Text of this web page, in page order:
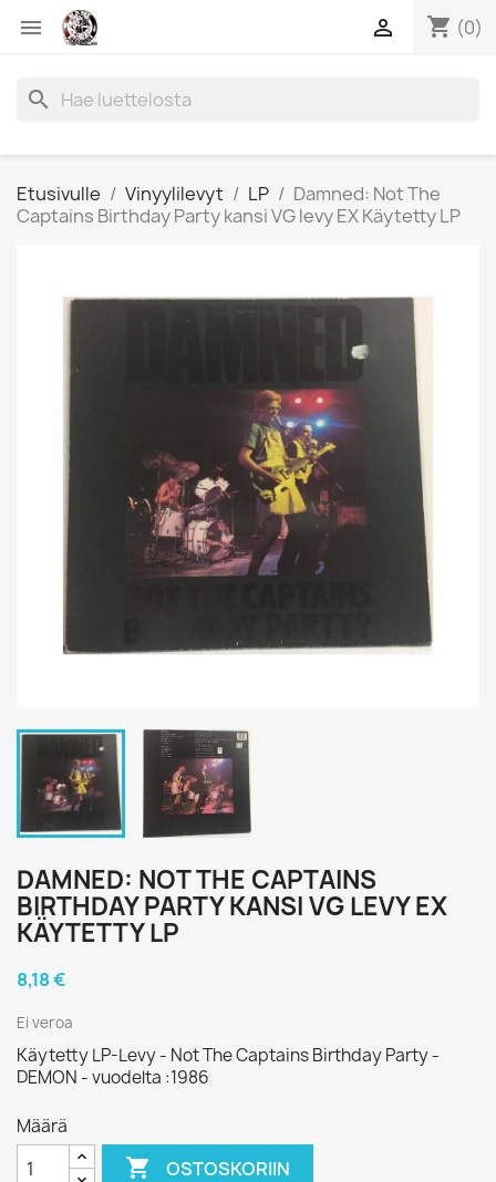
 shopping_cart (0)

search
Etusivulle Vinyylilevyt LP
Damned: Not The
Captains Birthday Party kansi VG levy EX Käytetty LP
DAMNED: NOT THE CAPTAINS
BIRTHDAY PARTY KANSI VG LEVY EX
KÄYTETTY LP
8,18 €
Ei veroa
Käytetty LP-Levy - Not The Captains Birthday Party -
DEMON - vuodelta :1986
Määrä
 OSTOSKORIIN